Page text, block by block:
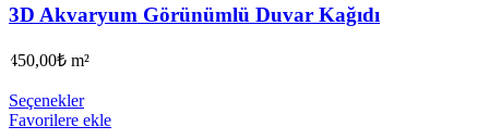
3D Akvaryum Görünümlü Duvar Kağıdı
450,00₺ m²
Seçenekler
Favorilere ekle